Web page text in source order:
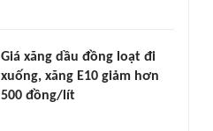
Giá xăng dầu đồng loạt đi
xuống, xăng E10 giảm hơn
500 đồng/lít